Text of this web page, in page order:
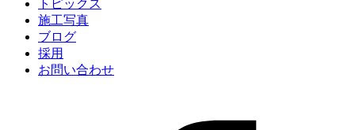
トピックス
施工写真
ブログ
採用
お問い合わせ